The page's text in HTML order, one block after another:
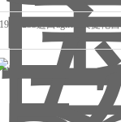
5233进口agilent安捷伦
螺帽经销价